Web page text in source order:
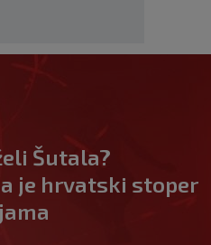
Šutala?
je hrvatski stoper